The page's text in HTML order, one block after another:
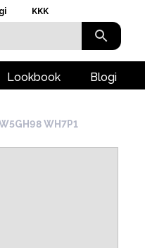
KKK
Lookbook Blogi
WH7P1